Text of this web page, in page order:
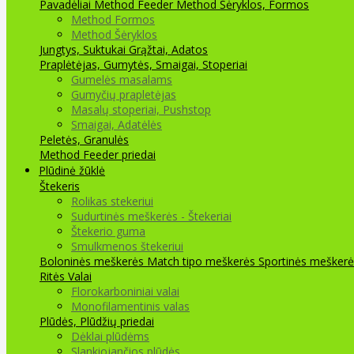
Pavadėliai Method Feeder Method Šėryklos, Formos
Method Formos
Method Šėryklos
Jungtys, Suktukai Grąžtai, Adatos
Praplėtėjas, Gumytės, Smaigai, Stoperiai
Gumelės masalams
Gumyčių prapletėjas
Masalų stoperiai, Pushstop
Smaigai, Adatėlės
Peletės, Granulės
Method Feeder priedai
Plūdinė žūklė
Štekeris
Rolikas stekeriui
Sudurtinės meškerės - Štekeriai
Štekerio guma
Smulkmenos štekeriui
Boloninės meškerės Match tipo meškerės Sportinės
Ritės Valai
Florokarboniniai valai
Monofilamentinis valas
Plūdės, Plūdžių priedai
Dėklai plūdėms
Slankiojančios plūdės